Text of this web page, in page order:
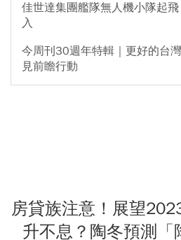
佳世達集團艦隊無人機小隊起
入
今周刊30週年特輯｜更好的台
見前瞻行動
房貸族注意！展望
升不息？陶冬預測「